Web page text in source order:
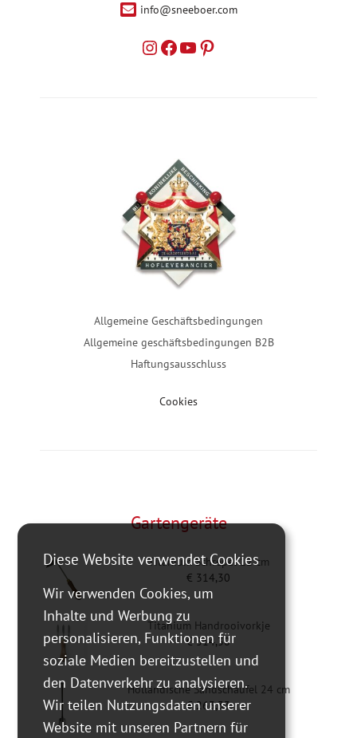
info@sneeboer.com
Allgemeine Geschäftsbedingungen
Allgemeine geschäftsbedingungen B2B
Haftungsausschluss
Cookies
Gartengeräte
Titanium Schrepel 12 cm
€ 314,30
Titanium Handrooivorkje
€314,30
Holländische Sandschaufel 24 cm
€263,33
Diese Website verwendet Cookies
Wir verwenden Cookies, um
Inhalte und Werbung zu
personalisieren, Funktionen für
soziale Medien bereitzustellen und
den Datenverkehr zu analysieren.
Wir teilen Nutzungsdaten unserer
Website mit unseren Partnern für